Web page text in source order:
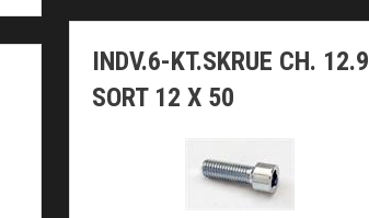
INDV.6-KT.SKRUE CH. 12.9
SORT 12 X 50